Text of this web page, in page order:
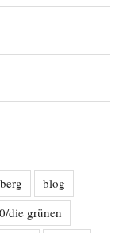
blog
die grünen